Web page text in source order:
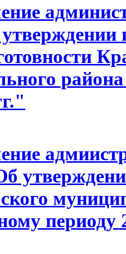
периоду